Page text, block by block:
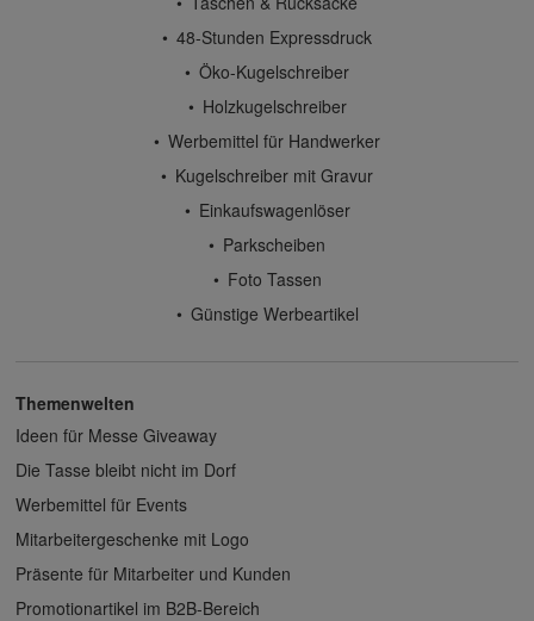
48-Stunden Expressdruck
Öko-Kugelschreiber
Holzkugelschreiber
Werbemittel für Handwerker
Kugelschreiber mit Gravur
Einkaufswagenlöser
Parkscheiben
Foto Tassen
Günstige Werbeartikel
Themenwelten
Ideen für Messe Giveaway
Die Tasse bleibt nicht im Dorf
Werbemittel für Events
Mitarbeitergeschenke mit Logo
Präsente für Mitarbeiter und Kunden
Promotionartikel im B2B-Bereich